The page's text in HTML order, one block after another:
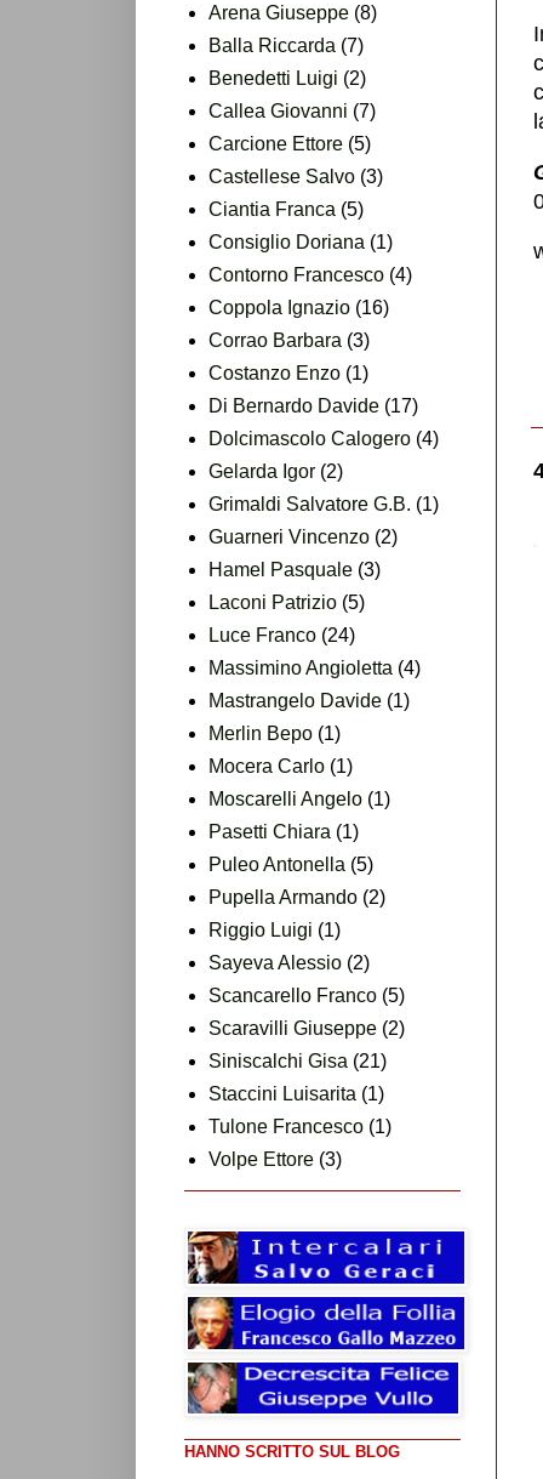
Arena Giuseppe (8)
Balla Riccarda (7)
Benedetti Luigi (2)
Callea Giovanni (7)
Carcione Ettore (5)
Castellese Salvo (3)
Ciantia Franca (5)
Consiglio Doriana (1)
Contorno Francesco (4)
Coppola Ignazio (16)
Corrao Barbara (3)
Costanzo Enzo (1)
Di Bernardo Davide (17)
Dolcimascolo Calogero (4)
Gelarda Igor (2)
Grimaldi Salvatore G.B. (1)
Guarneri Vincenzo (2)
Hamel Pasquale (3)
Laconi Patrizio (5)
Luce Franco (24)
Massimino Angioletta (4)
Mastrangelo Davide (1)
Merlin Bepo (1)
Mocera Carlo (1)
Moscarelli Angelo (1)
Pasetti Chiara (1)
Puleo Antonella (5)
Pupella Armando (2)
Riggio Luigi (1)
Sayeva Alessio (2)
Scancarello Franco (5)
Scaravilli Giuseppe (2)
Siniscalchi Gisa (21)
Staccini Luisarita (1)
Tulone Francesco (1)
Volpe Ettore (3)
HANNO SCRITTO SUL BLOG